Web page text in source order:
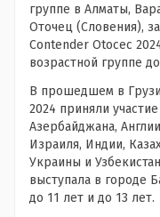
группе в Алматы,
Оточец (Словения),
Contender Otocec
возрастной группе
В прошедшем в
2024 приняли
Азербайджана,
Израиля, Индии,
Украины и
выступала в городе
до 11 лет и до 13 лет.